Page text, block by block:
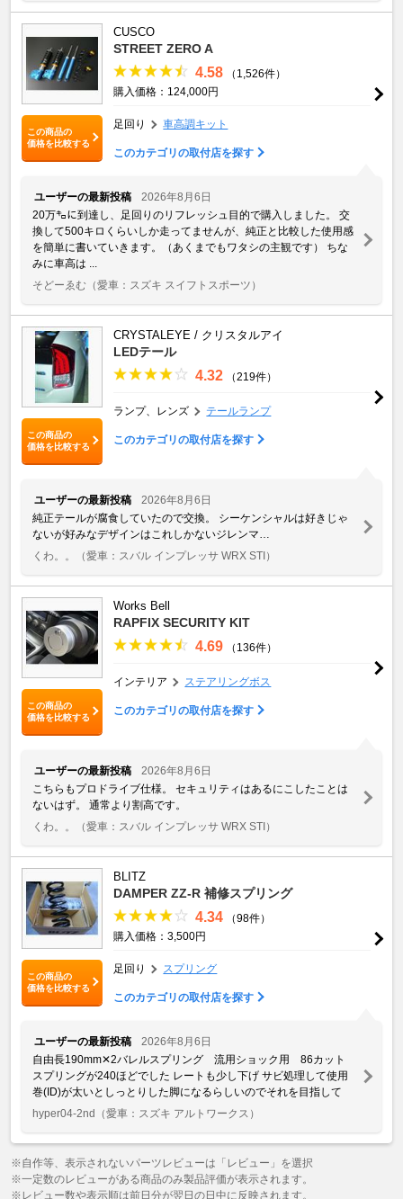
この商品の
価格を比較する
CUSCO
STREET ZERO A
4.58
（1,526件）
購入価格：124,000円
足回り 車高調キット
このカテゴリの取付店を探す
ユーザーの最新投稿
2026年8月6日
20万㌔に到達し、足回りのリフレッシュ目的で購入しました。 交
換して500キロくらいしか走ってませんが、純正と比較した使用感
を簡単に書いていきます。（あくまでもワタシの主観です） ちな
みに車高は ...
そどーゑむ （愛車：スズキ スイフトスポーツ）
この商品の
価格を比較する
CRYSTALEYE / クリスタルアイ
LEDテール
4.32 （219件）
ランプ、レンズ テールランプ
このカテゴリの取付店を探す
ユーザーの最新投稿
2026年8月6日
純正テールが腐食していたので交換。 シーケンシャルは好きじゃ
ないが好みなデザインはこれしかないジレンマ…
くわ。。
（愛車：スバル インプレッサ WRX STI）
この商品の
価格を比較する
Works Bell
RAPFIX SECURITY KIT
4.69 （136件）
インテリア ステアリングボス
このカテゴリの取付店を探す
ユーザーの最新投稿
2026年8月6日
こちらもプロドライブ仕様。 セキュリティはあるにこしたことは
ないはず。 通常より割高です。
くわ。。
（愛車：スバル インプレッサ WRX STI）
この商品の
価格を比較する
BLITZ
DAMPER ZZ-R 補修スプリング
4.34
（98件）
購入価格：3,500円
足回り スプリング
このカテゴリの取付店を探す
ユーザーの最新投稿
2026年8月6日
自由長190mm✕2バレルスプリング 流用ショック用 86カット
スプリングが240ほどでした レートも少し下げ サビ処理して使用
巻(ID)が太いとしっとりした脚になるらしいのでそれを目指して
hyper04-2nd （愛車：スズキ アルトワークス）
※自作等、表示されないパーツレビューは「レビュー」を選択
※一定数のレビューがある商品のみ製品評価が表示されます。
※レビュー数や表示順は前日分が翌日の日中に反映されます。